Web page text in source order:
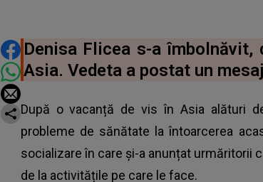
DISTRIBUIE ARTICOLUL
Denisa Flicea s-a
Asia. Vedeta a postat un
După o vacanță de vis în Asia alături
probleme de sănătate la întoarcerea
socializare în care și-a anunțat urmăritorii
de la activitățile pe care le face.